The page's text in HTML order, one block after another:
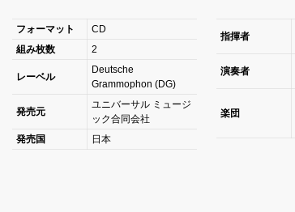
フォーマット
CD
組み枚数
2
レーベル
Deutsche
Grammophon (DG)
発売元
ユニバーサル ミュージ
ック合同会社
発売国
日本
指揮者
演奏者
楽団